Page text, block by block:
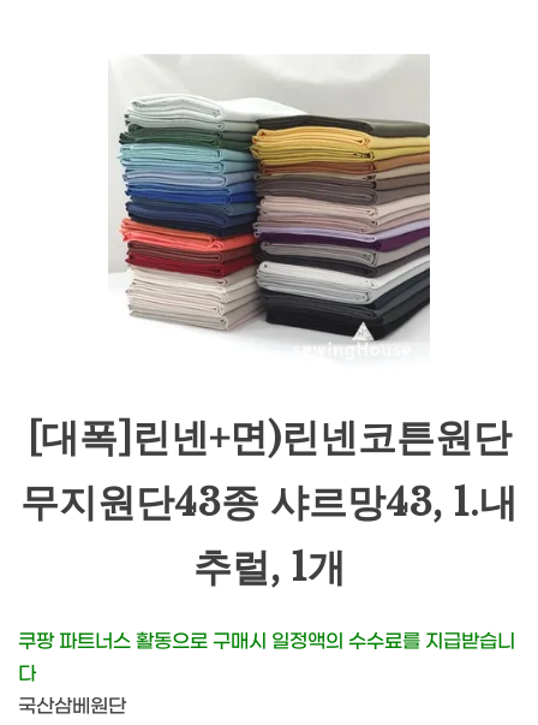
[대폭]린넨+면)린넨코튼원단
무지원단43종 샤르망43, 1.내
추럴, 1개
쿠팡 파트너스 활동으로 구매시 일정액의 수수료를 지급받습니
다
국산삼베원단